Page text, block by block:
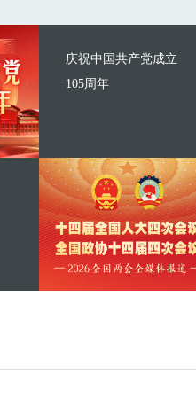
庆祝中国共产党成立
105周年